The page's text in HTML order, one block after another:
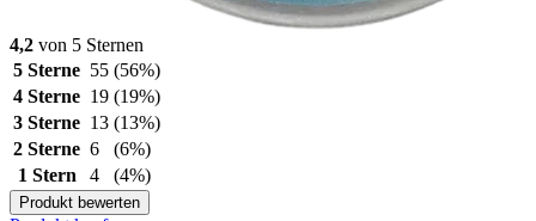
4,2 von 5 Sternen
5 Sterne 55 (56%)
4 Sterne 19 (19%)
3 Sterne 13 (13%)
2 Sterne 6
(6%)
1 Stern
4 (4%)
Produkt bewerten